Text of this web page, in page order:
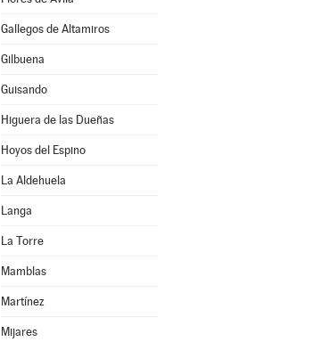
Gallegos de Altamiros
Gilbuena
Guisando
Higuera de las Dueñas
Hoyos del Espino
La Aldehuela
Langa
La Torre
Mamblas
Martínez
Mijares